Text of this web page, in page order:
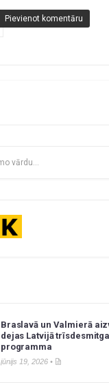
Braslavā un Valmierā
dejas Latvijā
programma
jūnijs 19, 2026 •